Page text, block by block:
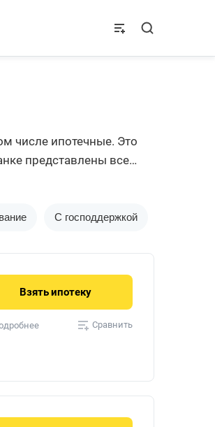
числе ипотечные. Это
представлены все
С господдержкой
Взятьипотеку
Сравнить